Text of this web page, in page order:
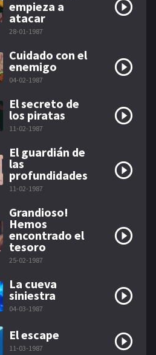
empieza a
atacar
28-01-1987
Cuidado con el
enemigo
04-02-1987
El secreto de
los piratas
11-02-1987
El guardián de
las
profundidades
11-02-1987
Grandioso!
Hemos
encontrado el
tesoro
25-02-1987
La cueva
siniestra
04-03-1987
El escape
11-03-1987